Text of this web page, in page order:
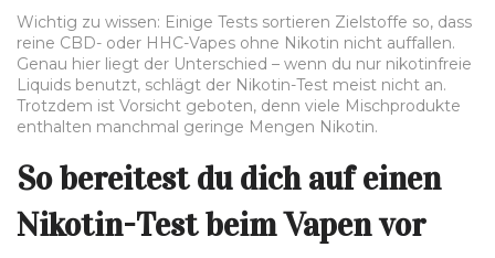
Wichtig zu wissen: Einige Tests sortieren Zielstoffe so, dass
reine CBD- oder HHC-Vapes ohne Nikotin nicht auffallen.
Genau hier liegt der Unterschied – wenn du nur nikotinfreie
Liquids benutzt, schlägt der Nikotin-Test meist nicht an.
Trotzdem ist Vorsicht geboten, denn viele Mischprodukte
enthalten manchmal geringe Mengen Nikotin.
So bereitest du dich auf einen
Nikotin-Test beim Vapen vor